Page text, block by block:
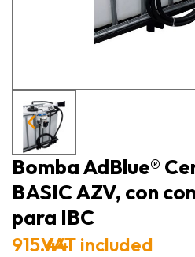
Bomba AdBlue®
BASIC AZV, con
para IBC
915.44VAT included